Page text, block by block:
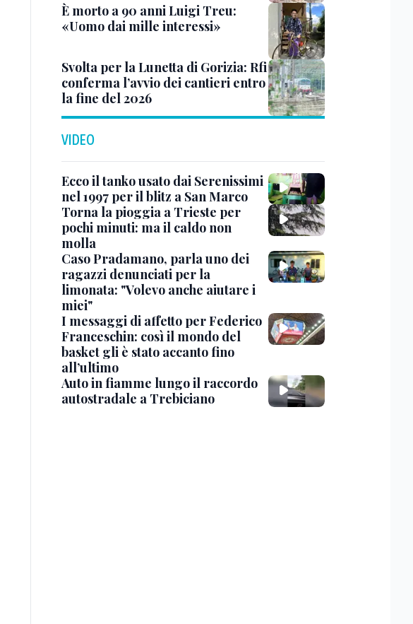
È morto a 90 anni Luigi Treu:
«Uomo dai mille interessi»
Svolta per la Lunetta di Gorizia: Rfi
conferma l’avvio dei cantieri entro
la fine del 2026
VIDEO
Ecco il tanko usato dai Serenissimi
nel 1997 per il blitz a San Marco
Torna la pioggia a Trieste per
pochi minuti: ma il caldo non
molla
Caso Pradamano, parla uno dei
ragazzi denunciati per la
limonata: "Volevo anche aiutare i
miei"
I messaggi di affetto per Federico
Franceschin: così il mondo del
basket gli è stato accanto fino
all’ultimo
Auto in fiamme lungo il raccordo
autostradale a Trebiciano